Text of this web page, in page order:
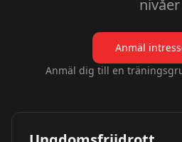
nivåer
Anmäl
Anmäl dig till en